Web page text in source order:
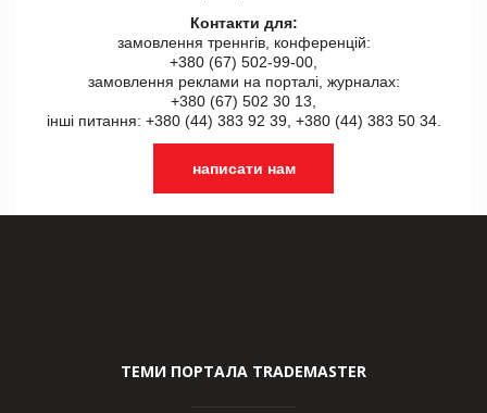
Контакти для:
замовлення треннгів, конференцій:
+380 (67) 502-99-00,
замовлення реклами на порталі, журналах:
+380 (67) 502 30 13,
інші питання: +380 (44) 383 92 39, +380 (44) 383 50 34.
написати нам
ТЕМИ ПОРТАЛА TRADEMASTER